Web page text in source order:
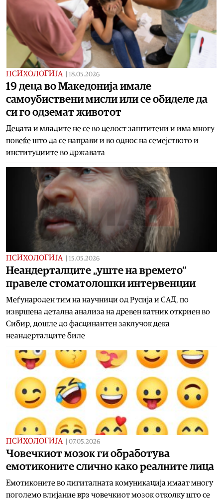
ПСИХОЛОГИЈА 18.05.2026
19 деца во Македонија имале
самоубиствени мисли или се обиделе да
си го одземат животот
Децата и младите не се во целост заштитени и има многу
повеќе што да се направи и во однос на семејството и
институциите во државата
ПСИХОЛОГИЈА 15.05.2026
Неандерталците „уште на времето“
правеле стоматолошки интервенции
Меѓународен тим на научници од Русија и САД, по
извршена детална анализа на древен катник откриен во
Сибир, дошле до фасцинантен заклучок дека
неандерталците биле
ПСИХОЛОГИЈА 07.05.2026
Човечкиот мозок ги обработува
емотиконите слично како реалните лица
Емотиконите во дигиталната комуникација имаат многу
поголемо влијание врз човечкиот мозок отколку што се